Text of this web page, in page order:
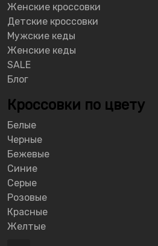
Женские кроссовки
Детские кроссовки
Мужские кеды
Женские кеды
SALE
Блог
Кроссовки по цвету
Белые
Черные
Бежевые
Синие
Серые
Розовые
Красные
Желтые